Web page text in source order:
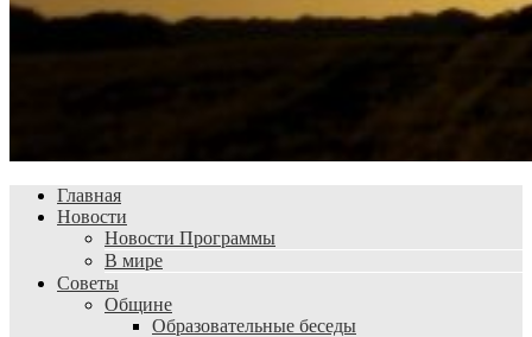
Главная
Новости
Новости Программы
В мире
Советы
Общине
Образовательные беседы